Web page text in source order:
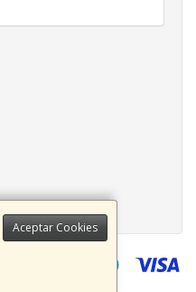
Aceptar Cookies